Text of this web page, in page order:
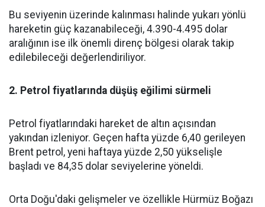
Bu seviyenin üzerinde kalınması halinde yukarı yönlü
hareketin güç kazanabileceği, 4.390-4.495 dolar
aralığının ise ilk önemli direnç bölgesi olarak takip
edilebileceği değerlendiriliyor.
2. Petrol fiyatlarında düşüş eğilimi sürmeli
Petrol fiyatlarındaki hareket de altın açısından
yakından izleniyor. Geçen hafta yüzde 6,40 gerileyen
Brent petrol, yeni haftaya yüzde 2,50 yükselişle
başladı ve 84,35 dolar seviyelerine yöneldi.
Orta Doğu'daki gelişmeler ve özellikle Hürmüz Boğazı